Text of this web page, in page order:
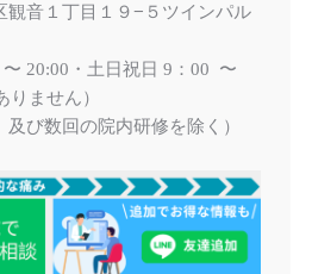
観音１丁目１９−５ツインパル
20:00・ 土日祝日 9：00 〜
りません）
び数回の院内研修を除く）